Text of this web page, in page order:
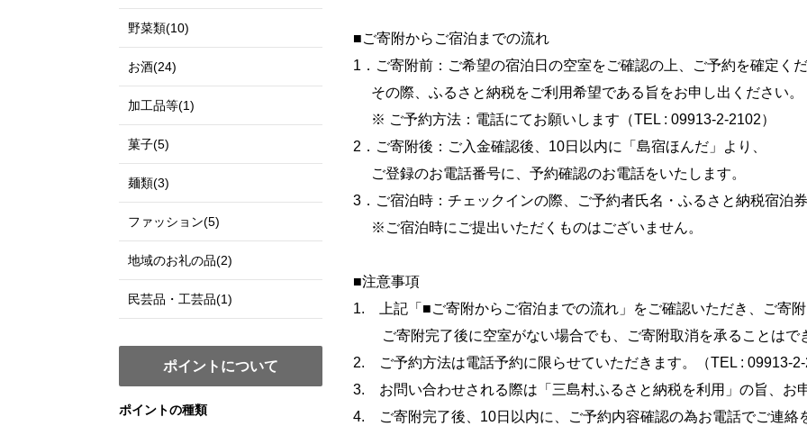
■ご寄附からご宿泊までの流れ
1．ご寄附前：ご希望の宿泊日の空室をご確認の上、ご予約を確定く
その際、ふるさと納税をご利用希望である旨をお申し出ください。
※ ご予約方法：電話にてお願いします（TEL : 09913-2-2102）
2．ご寄附後：ご入金確認後、10日以内に「島宿ほんだ」より、
ご登録のお電話番号に、予約確認のお電話をいたします。
3．ご宿泊時：チェックインの際、ご予約者氏名・ふるさと納税宿泊
※ご宿泊時にご提出いただくものはございません。
■注意事項
1. 上記「■ご寄附からご宿泊までの流れ」をご確認いただき、ご寄
ご寄附完了後に空室がない場合でも、ご寄附取消を承ることはで
2. ご予約方法は電話予約に限らせていただきます。（TEL : 09913-
3. お問い合わせされる際は「三島村ふるさと納税を利用」の旨、お
4. ご寄附完了後、10日以内に、ご予約内容確認の為お電話でご連絡
野菜類(10)
お酒(24)
加工品等(1)
菓子(5)
麺類(3)
ファッション(5)
地域のお礼の品(2)
民芸品・工芸品(1)
ポイントについて
ポイントの種類